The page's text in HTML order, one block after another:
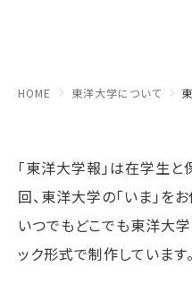
HOME 東洋大学について
「東洋大学報」は在学生
回、東洋大学の「いま」を
いつでもどこでも東洋大
ック形式で制作しています。